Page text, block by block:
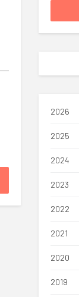
2026
2025
2024
2023
2022
2021
2020
2019